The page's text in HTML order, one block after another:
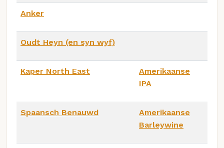
Anker
Oudt Heyn (en syn wyf)
Kaper North East
Amerikaanse
IPA
Spaansch Benauwd
Amerikaanse
Barleywine